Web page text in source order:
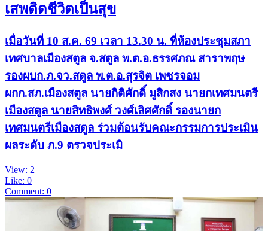
เสพติดชีวิตเป็นสุข
เมื่อวันที่ 10 ส.ค. 69 เวลา 13.30 น. ที่ห้องประชุมสภา
เทศบาลเมืองสตูล จ.สตูล พ.ต.อ.ธรรศภณ สาราพฤษ
รองผบก.ภ.จว.สตูล พ.ต.อ.สุรจิต เพชรจอม
ผกก.สภ.เมืองสตูล นายกิติศักดิ์ มูสิกสง นายกเทศมนตรี
เมืองสตูล นายสิทธิพงศ์ วงศ์เลิศศักดิ์ รองนายก
เทศมนตรีเมืองสตูล ร่วมต้อนรับคณะกรรมการประเมิน
ผลระดับ ภ.9 ตรวจประเมิ
View: 2
Like: 0
Comment: 0